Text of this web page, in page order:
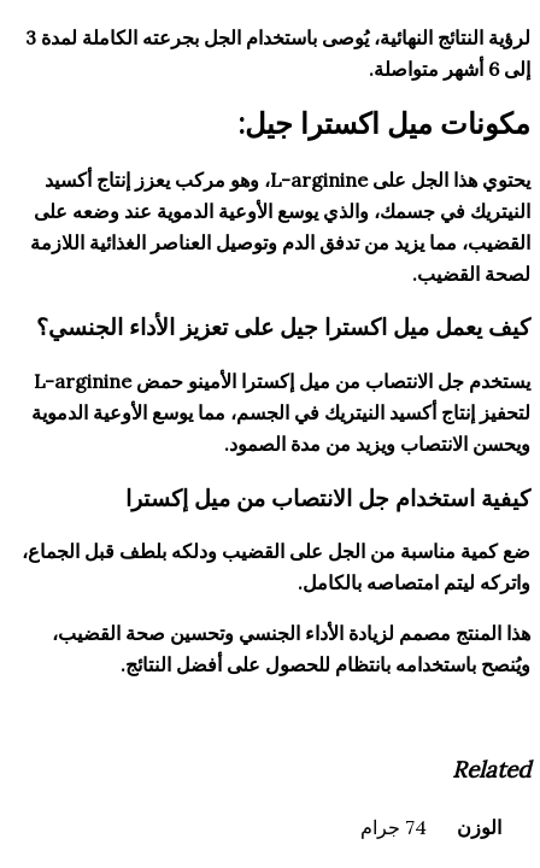
لرؤية النتائج النهائية، يُوصى باستخدام الجل بجرعته الكاملة لمدة 3
ميل اكسترا جيل:
يحتوي هذا الجل على L-arginine، وهو مركب يعزز إنتاج أكسيد
جسمك، والذي يوسع الأوعية الدموية عند وضعه على
يزيد من تدفق الدم وتوصيل العناصر الغذائية اللازمة
اكسترا جيل على تعزيز الأداء الجنسي؟
يستخدم جل الانتصاب من ميل إكسترا الأمينو حمض L-arginine
أكسيد النيتريك في الجسم، مما يوسع الأوعية الدموية
ويزيد من مدة الصمود.
جل الانتصاب من ميل إكسترا
من الجل على القضيب ودلكه بلطف قبل الجماع،
امتصاصه بالكامل.
مصمم لزيادة الأداء الجنسي وتحسين صحة القضيب،
بانتظام للحصول على أفضل النتائج.
74 جرام